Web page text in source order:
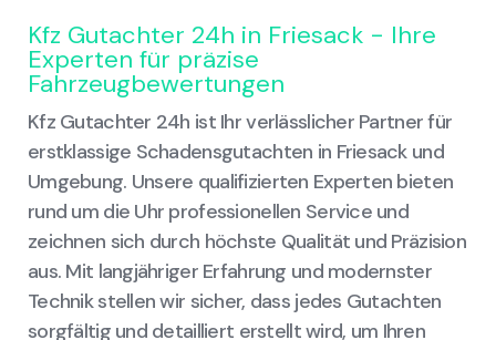
Kfz Gutachter 24h in Friesack - Ihre
Experten für präzise
Fahrzeugbewertungen
Kfz Gutachter 24h ist Ihr verlässlicher Partner für
erstklassige Schadensgutachten in Friesack und
Umgebung. Unsere qualifizierten Experten bieten
rund um die Uhr professionellen Service und
zeichnen sich durch höchste Qualität und Präzision
aus. Mit langjähriger Erfahrung und modernster
Technik stellen wir sicher, dass jedes Gutachten
sorgfältig und detailliert erstellt wird, um Ihren